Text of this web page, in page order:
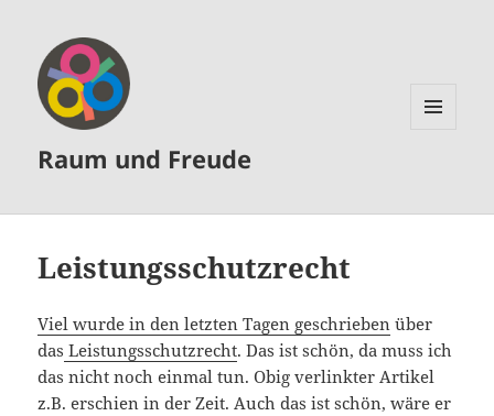
Raum und Freude
Leistungsschutzrecht
Viel wurde in den letzten Tagen geschrieben über
das Leistungsschutzrecht. Das ist schön, da muss ich
das nicht noch einmal tun. Obig verlinkter Artikel
z.B. erschien in der Zeit. Auch das ist schön, wäre er